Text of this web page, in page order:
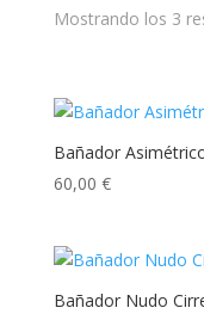
Mostrando los 3
Bañador
60,00 €
Bañador Nudo